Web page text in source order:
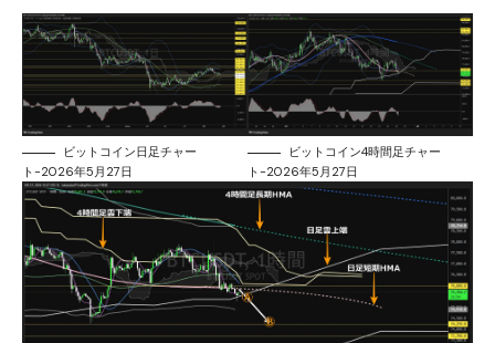
ビットコイン日足チャー
ト-2026年5月27日
ビットコイン4時間足チャー
ト-2026年5月27日